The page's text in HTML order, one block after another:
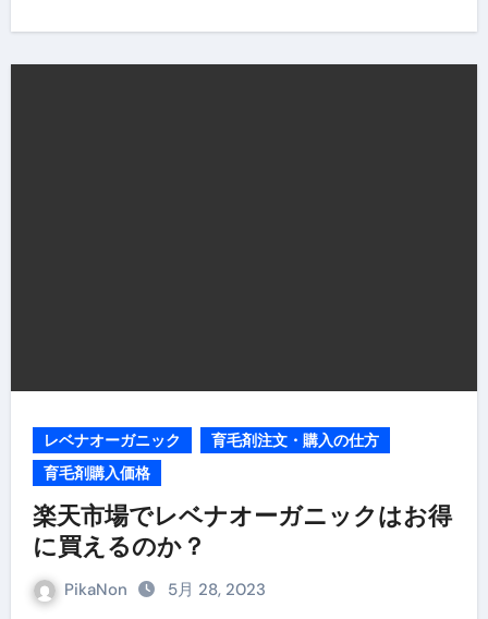
レベナオーガニック
育毛剤注文・購入の仕方
育毛剤購入価格
楽天市場でレベナオーガニックはお得
に買えるのか？
PikaNon 5月 28, 2023